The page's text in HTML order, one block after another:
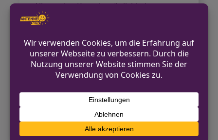
Allgemeine Kontaktmöglichkeiten
finden sich auf der offiziellen Webseite
der Polizei Coesfeld
VORHERIGER BEITRAG
Räuber scheitert und flüchtet in Waltrop
Zwei Alleinunfälle mit schwer verletzten
Pedelecfahrern in Straelen